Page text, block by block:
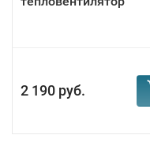
2 190 руб.